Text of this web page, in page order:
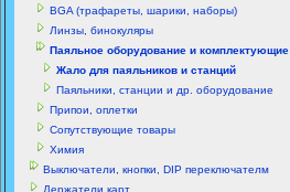
BGA (трафареты, шарики, наборы)
Линзы, бинокуляры
Паяльное оборудование и комплектующие
Жало для паяльников и станций
Паяльники, станции и др. оборудование
Припои, оплетки
Сопутствующие товары
Химия
Выключатели, кнопки, DIP переключателм
Держатели карт